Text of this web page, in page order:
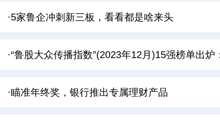
·5家鲁企冲刺新三板，看看都是啥来头
·“鲁股大众传播指数”(2023年12月)15强榜单出
·瞄准年终奖，银行推出专属理财产品